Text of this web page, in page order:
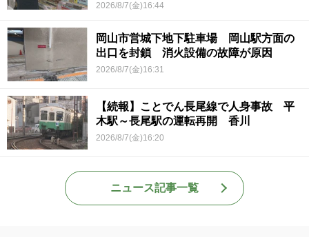
2026/8/7(金)16:44
岡山市営城下地下駐車場 岡山駅方面の
出口を封鎖 消火設備の故障が原因
2026/8/7(金)16:31
【続報】ことでん長尾線で人身事故 平
木駅～長尾駅の運転再開 香川
2026/8/7(金)16:20
ニュース記事一覧